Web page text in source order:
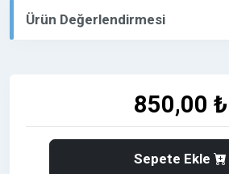
Sitenizin popülerliğinizi arttırarak
sağlar.
Sitenizin arama motorlarında
Ürün Değerlendirmesi
850,00 ₺
Sepete Ekle